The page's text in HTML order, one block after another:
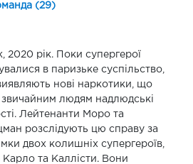
(29)
2020 рік. Поки супергерої
в паризьке суспільство,
нові наркотики, що
звичайним людям надлюдські
Лейтенанти Моро та
розслідують цю справу за
двох колишніх супергероїв,
Карло та Каллісти. Вони